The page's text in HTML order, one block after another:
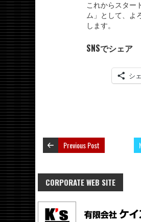
これからスター
ム」として、よ
します。
SNSでシェア
シ
Previous Post
CORPORATE WEB SITE